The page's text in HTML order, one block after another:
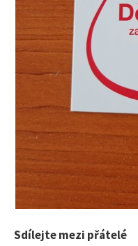
Sdílejte mezi přátelé